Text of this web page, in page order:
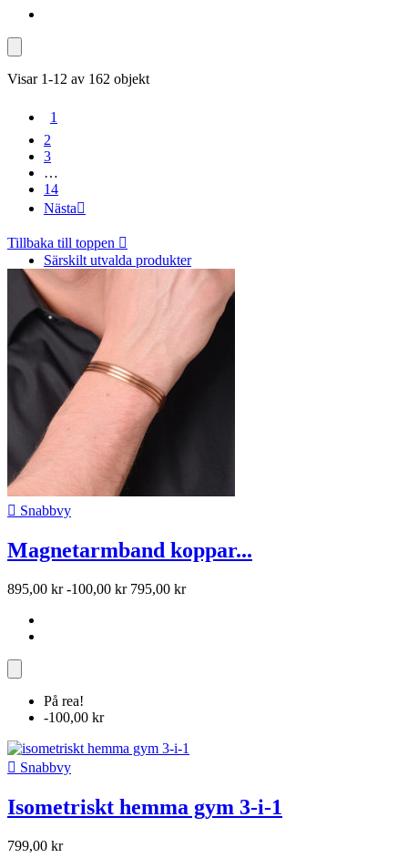
Visar 1-12 av 162 objekt
1
2
3
…
14
Nästa
Tillbaka till toppen 
Särskilt utvalda produkter
 Snabbvy
Magnetarmband koppar...
895,00 kr -100,00 kr 795,00 kr
På rea!
-100,00 kr
 Snabbvy
Isometriskt hemma gym 3-i-1
799,00 kr